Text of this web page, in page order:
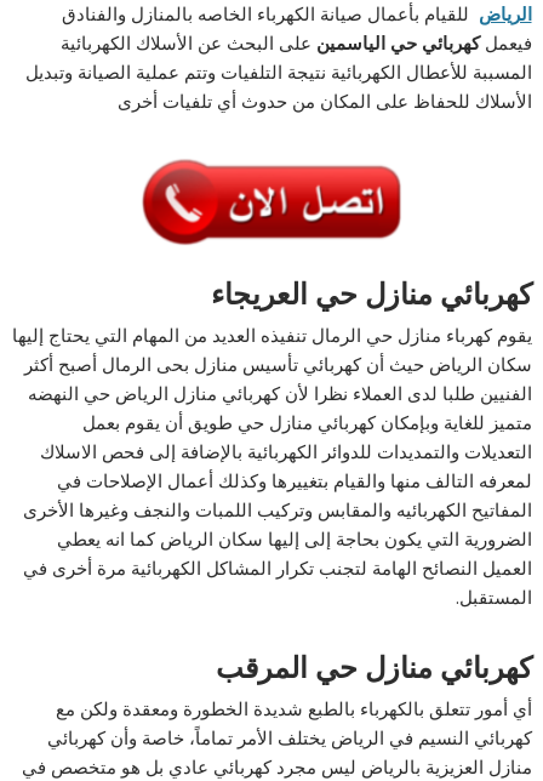
الرياض للقيام بأعمال صيانة الكهرباء الخاصه بالمنازل والفنادق
فيعملكهربائي حي الياسمين على البحث عن الأسلاك الكهربائية
المسببة للأعطال الكهربائية نتيجة التلفيات وتتم عملية الصيانة وتبديل
الأسلاك للحفاظ على المكان من حدوث أي تلفيات أخرى
كهربائي منازل حي العريجاء
يقوم كهرباء منازل حي الرمال تنفيذه العديد من المهام التي يحتاج إليها
سكان الرياض حيث أن كهربائي تأسيس منازل بحى الرمال أصبح أكثر
الفنيين طلبا لدى العملاء نظرا لأن كهربائي منازل الرياض حي النهضه
متميز للغاية وبإمكان كهربائي منازل حي طويق أن يقوم بعمل
التعديلات والتمديدات للدوائر الكهربائية بالإضافة إلى فحص الاسلاك
لمعرفه التالف منها والقيام بتغييرها وكذلك أعمال الإصلاحات في
المفاتيح الكهربائيه والمقابس وتركيب اللمبات والنجف وغيرها الأخرى
الضرورية التي يكون بحاجة إلى إليها سكان الرياض كما انه يعطي
العميل النصائح الهامة لتجنب تكرار المشاكل الكهربائية مرة أخرى في
المستقبل.
كهربائي منازل حي المرقب
أي أمور تتعلق بالكهرباء بالطبع شديدة الخطورة ومعقدة ولكن مع
كهربائي النسيم في الرياض يختلف الأمر تماماً، خاصة وأن كهربائي
منازل العزيزية بالرياض ليس مجرد كهربائي عادي بل هو متخصص في